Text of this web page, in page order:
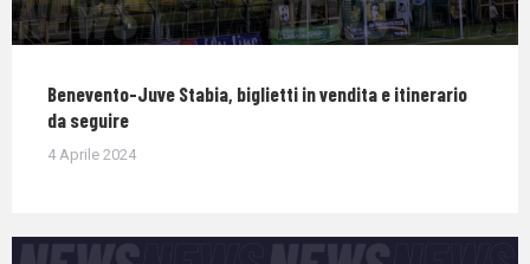
Benevento-Juve Stabia, biglietti in vendita e itinerario
da seguire
4 Aprile 2024